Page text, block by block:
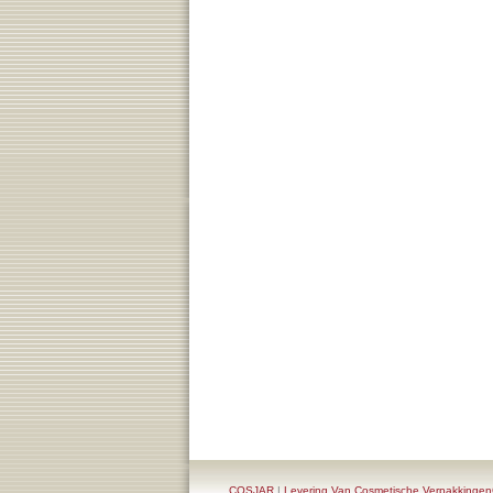
COSJAR | Levering Van Cosmetische